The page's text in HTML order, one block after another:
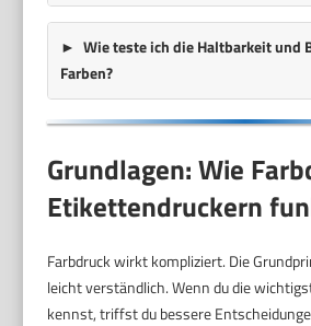
Wie teste ich die Haltbarkeit und
Farben?
Grundlagen: Wie
Etikettendruckern
Farbdruck wirkt kompliziert. Die
leicht verständlich. Wenn du die
kennst, triffst du bessere